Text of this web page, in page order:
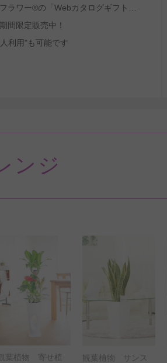
間限定販売中！
利用"も可能です
ンジ
葉植物 サンス
観葉植物 寄せ植